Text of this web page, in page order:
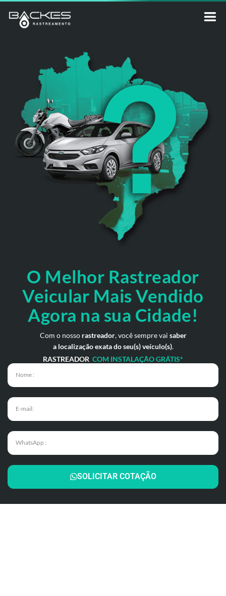
O Melhor Rastreador
Veicular Mais Vendido
Agora na sua Cidade!
Com o nosso rastreador, você sempre vai saber
a localização exata do seu(s) veículo(s).
RASTREADOR COM INSTALAÇÃO GRÁTIS*
SOLICITAR COTAÇÃO